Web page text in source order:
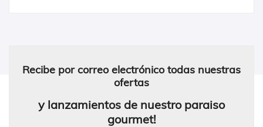
Recibe por correo electrónico todas nuestras
ofertas
y lanzamientos de nuestro paraiso
gourmet!